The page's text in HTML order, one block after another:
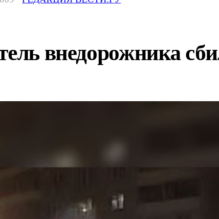
внедорожника